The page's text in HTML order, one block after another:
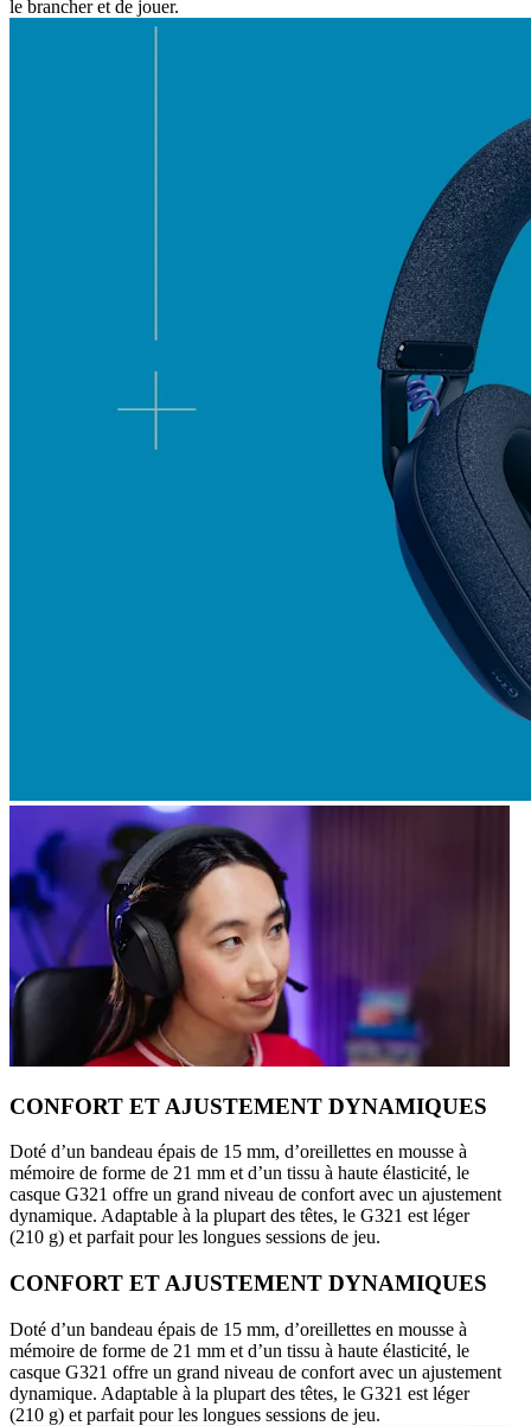
le brancher et de jouer.
CONFORT ET AJUSTEMENT DYNAMIQUES
Doté d’un bandeau épais de 15 mm, d’oreillettes en mousse à
mémoire de forme de 21 mm et d’un tissu à haute élasticité, le
casque G321 offre un grand niveau de confort avec un ajustement
dynamique. Adaptable à la plupart des têtes, le G321 est léger
(210 g) et parfait pour les longues sessions de jeu.
CONFORT ET AJUSTEMENT DYNAMIQUES
Doté d’un bandeau épais de 15 mm, d’oreillettes en mousse à
mémoire de forme de 21 mm et d’un tissu à haute élasticité, le
casque G321 offre un grand niveau de confort avec un ajustement
dynamique. Adaptable à la plupart des têtes, le G321 est léger
(210 g) et parfait pour les longues sessions de jeu.